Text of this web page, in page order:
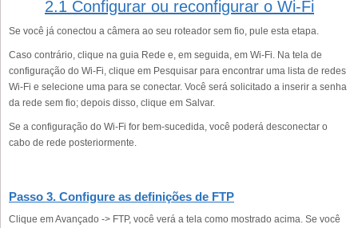
2.1 Configurar ou reconfigurar o Wi-Fi
Se você já conectou a câmera ao seu roteador sem fio, pule esta etapa.
Caso contrário, clique na guia Rede e, em seguida, em Wi-Fi. Na tela de
configuração do Wi-Fi, clique em Pesquisar para encontrar uma lista de redes
Wi-Fi e selecione uma para se conectar. Você será solicitado a inserir a senha
da rede sem fio; depois disso, clique em Salvar.
Se a configuração do Wi-Fi for bem-sucedida, você poderá desconectar o
cabo de rede posteriormente.
Passo 3. Configure as definições de FTP
Clique em Avançado -> FTP, você verá a tela como mostrado acima. Se você